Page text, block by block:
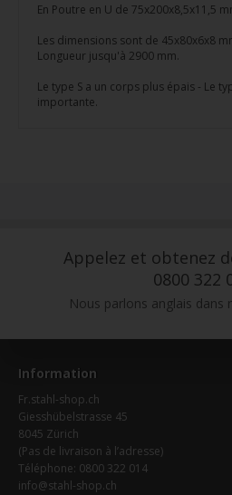
En Poutre en U de 75x200x8,5x11,5
Les dimensions sont de 45x80x6x8
Longueur jusqu'à 2900 mm.
Le type S a un corps plus épais - Le
importante.
Appelez et obtenez
0800 322
Nous parlons anglais dans
Information
Fr.stahl-shop.ch
Giesshübelstrasse 45
8045 Zürich
(Pas de livraison à l’adresse)
Téléphone: 0800 322 014
info@stahl-shop.ch